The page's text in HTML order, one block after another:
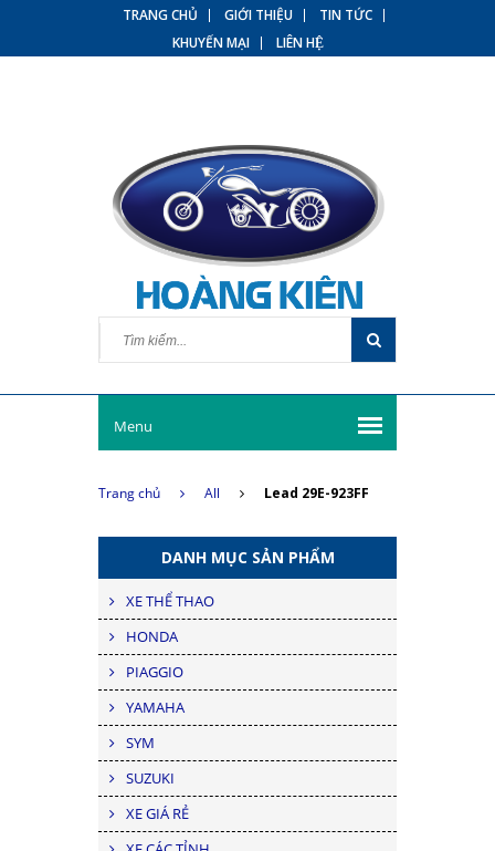
TRANG CHỦ GIỚI THIỆU
TIN TỨC
KHUYẾN MẠI
LIÊN HỆ
Menu
Trang chủ All Lead 29E-923FF
DANH MỤC SẢN PHẨM
XE THỂ THAO
HONDA
PIAGGIO
YAMAHA
SYM
SUZUKI
XE GIÁ RẺ